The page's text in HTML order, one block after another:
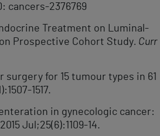
cancers-2376769
Treatment on Luminal-
Prospective Cohort Study. Curr
surgery for 15 tumour types in 61
1517.
in gynecologic cancer:
2015 Jul;25(6):1109-14.